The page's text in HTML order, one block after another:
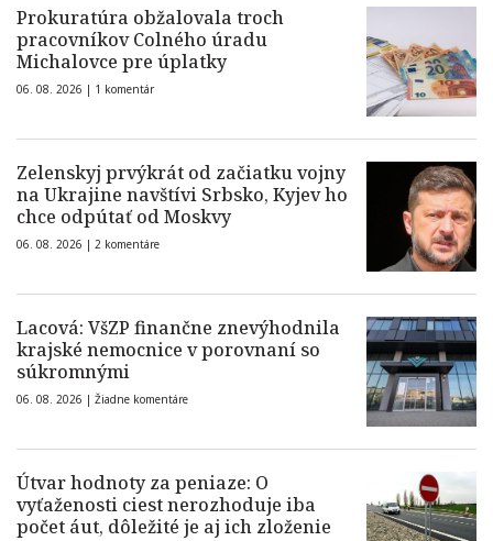
Prokuratúra obžalovala troch
pracovníkov Colného úradu
Michalovce pre úplatky
06. 08. 2026 | 1 komentár
Zelenskyj prvýkrát od začiatku vojny
na Ukrajine navštívi Srbsko, Kyjev ho
chce odpútať od Moskvy
06. 08. 2026 | 2 komentáre
Lacová: VšZP finančne znevýhodnila
krajské nemocnice v porovnaní so
súkromnými
06. 08. 2026 | Žiadne komentáre
Útvar hodnoty za peniaze: O
vyťaženosti ciest nerozhoduje iba
počet áut, dôležité je aj ich zloženie